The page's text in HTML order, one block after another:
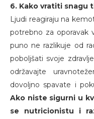
6. Kako vratiti snagu
Ljudi reagiraju na
potrebno za oporavak
puno ne razlikuje od
poboljšati svoje
održavajte
dovoljno spavate i
Ako niste sigurni u
se nutricionistu i